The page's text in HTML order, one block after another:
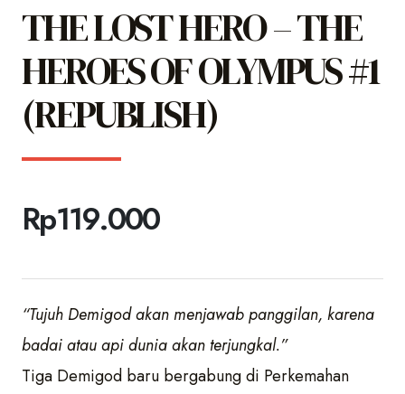
THE LOST HERO – THE
HEROES OF OLYMPUS #1
(REPUBLISH)
Rp119.000
“Tujuh Demigod akan menjawab panggilan, karena
badai atau api dunia akan terjungkal.”
Tiga Demigod baru bergabung di Perkemahan